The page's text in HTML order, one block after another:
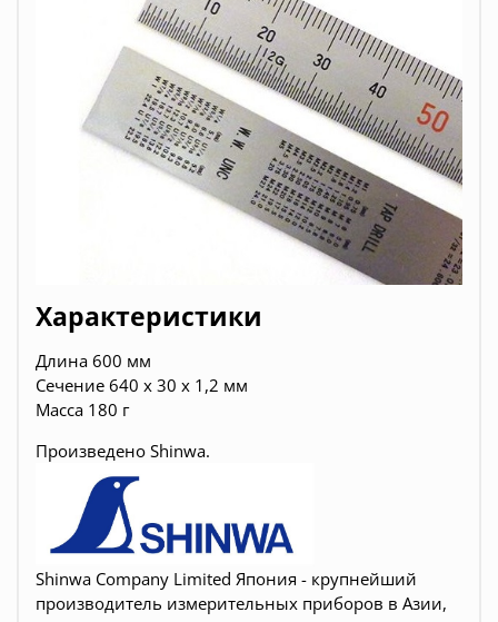
Характеристики
Длина 600 мм
Сечение 640 х 30 х 1,2 мм
Масса 180 г
Произведено Shinwa.
Shinwa Company Limited Япония - крупнейший
производитель измерительных приборов в Азии,